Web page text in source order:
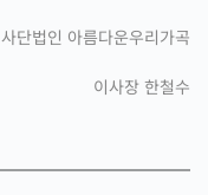
사단법인 아름다운우리가곡
이사장 한철수